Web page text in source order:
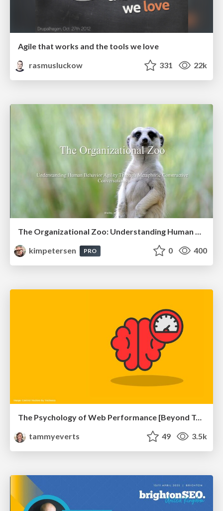
Agile that works and the tools we love
rasmusluckow
331 22k
The Organizational Zoo: Understanding Human Behavior Agility Through Metaphoric Constructive Conversations (based on the works of Arthur Shelley, Ph.D)
kimpetersen
PRO 0 400
The Psychology of Web Performance [Beyond Tellerrand 2023]
tammyeverts
49 3.5k